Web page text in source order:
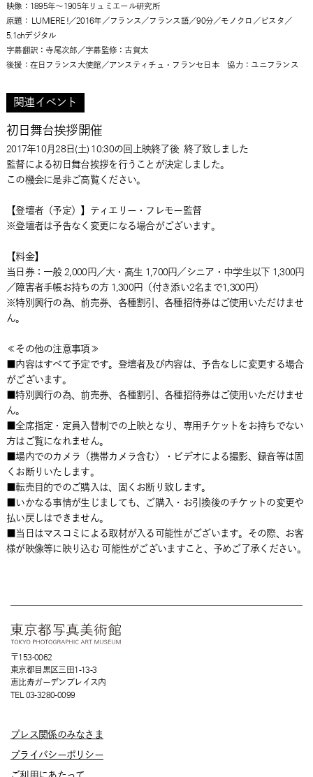
映像：1895年～1905年リュミエール研究所
原題： LUMIERE !／2016年／フランス／フランス語／90分／モノクロ／ビスタ／
5.1chデジタル
字幕翻訳：寺尾次郎／字幕監修：古賀太
後援：在日フランス大使館／アンスティチュ・フランセ日本 協力：ユニフランス
関連イベント
初日舞台挨拶開催
2017年10月28日(土) 10:30の回上映終了後 終了致しました
監督による初日舞台挨拶を行うことが決定しました。
この機会に是非ご高覧ください。
【登壇者（予定）】ティエリー・フレモー監督
※登壇者は予告なく変更になる場合がございます。
【料金】
当日券：一般 2,000円／大・高生 1,700円／シニア・中学生以下 1,300円
／障害者手帳お持ちの方 1,300円（付き添い2名まで1,300円）
※特別興行の為、前売券、各種割引、各種招待券はご使用いただけませ
ん。
≪その他の注意事項≫
■内容はすべて予定です。登壇者及び内容は、予告なしに変更する場合
がございます。
■特別興行の為、前売券、各種割引、各種招待券はご使用いただけませ
ん。
■全席指定・定員入替制での上映となり、専用チケットをお持ちでない
方はご覧になれません。
■場内でのカメラ（携帯カメラ含む）・ビデオによる撮影、録音等は固
くお断りいたします。
■転売目的でのご購入は、固くお断り致します。
■いかなる事情が生じましても、ご購入・お引換後のチケットの変更や
払い戻しはできません。
■当日はマスコミによる取材が入る可能性がございます。その際、お客
様が映像等に映り込む 可能性がございますこと、予めご了承ください。
〒153-0062
東京都目黒区三田1-13-3
恵比寿ガーデンプレイス内
TEL 03-3280-0099
プレス関係のみなさま
プライバシーポリシー